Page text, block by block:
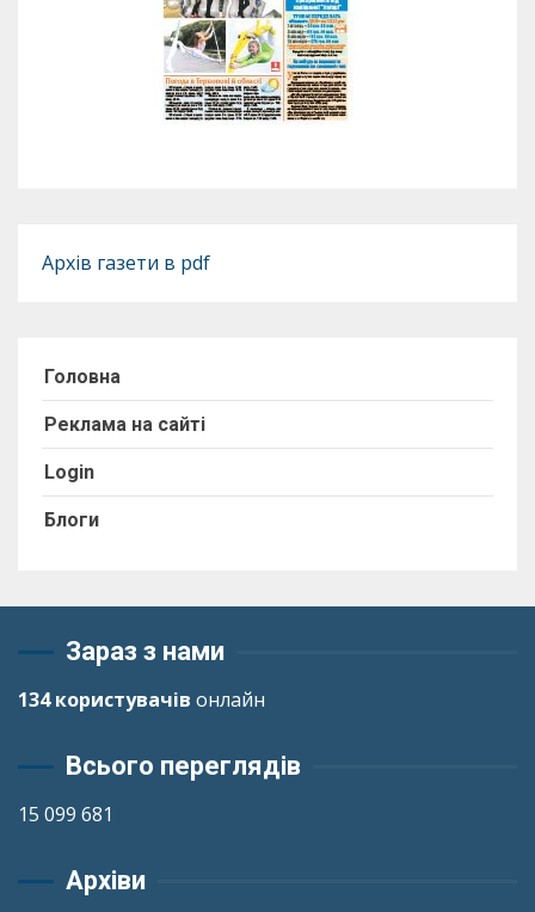
Архів газети в pdf
Головна
Реклама на сайті
Login
Блоги
Зараз з нами
134 користувачів онлайн
Всього переглядів
15 099 681
Архіви